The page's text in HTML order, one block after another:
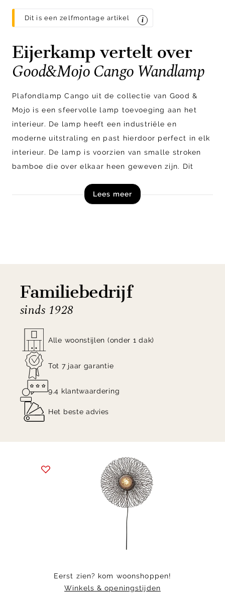
Dit is een zelfmontage artikel
Eijerkamp vertelt over
Good&Mojo Cango Wandlamp
Plafondlamp Cango uit de collectie van Good &
Mojo is een sfeervolle lamp toevoeging aan het
interieur. De lamp heeft een industriële en
moderne uitstraling en past hierdoor perfect in elk
interieur. De lamp is voorzien van smalle stroken
bamboe die over elkaar heen geweven zijn. Dit
of kom langs in één van onze woonwinkels!
Lees meer
Familiebedrijf
sinds 1928
Alle woonstijlen (onder 1 dak)
Tot 7 jaar garantie
9.4 klantwaardering
Het beste advies
Eerst zien? kom woonshoppen!
Winkels & openingstijden